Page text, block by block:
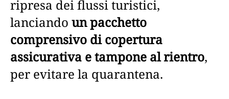
ripresa dei flussi turistici,
lanciando un pacchetto
comprensivo di copertura
assicurativa e tampone al rientro,
per evitare la quarantena.